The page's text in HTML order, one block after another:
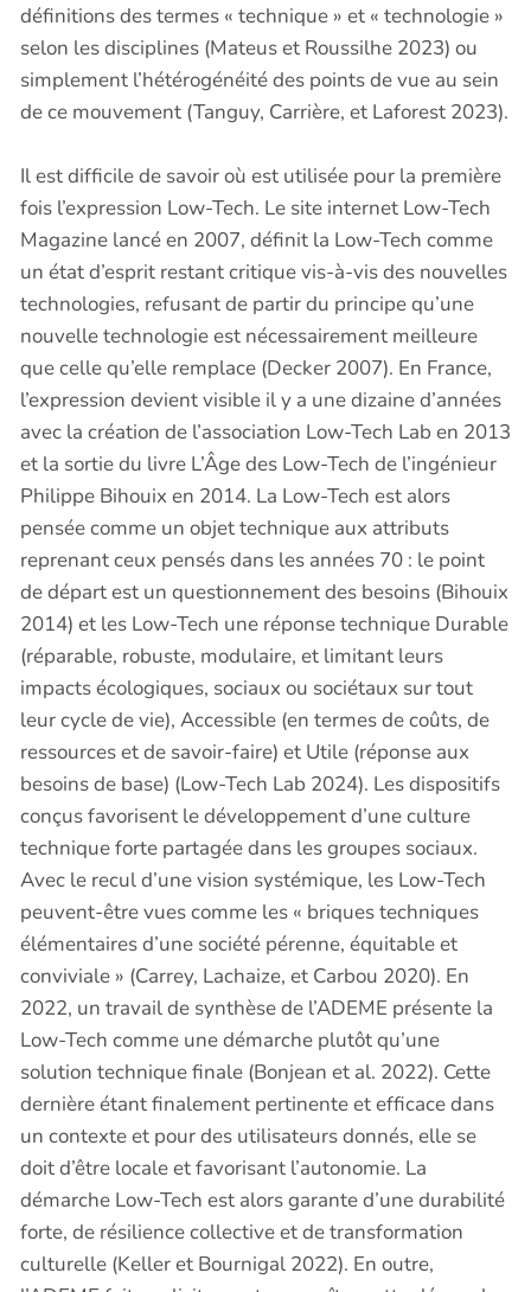
définitions des termes « technique » et « technologie »
selon les disciplines (Mateus et Roussilhe 2023) ou
simplement l’hétérogénéité des points de vue au sein
de ce mouvement (Tanguy, Carrière, et Laforest 2023).
Il est difficile de savoir où est utilisée pour la première
fois l’expression Low-Tech. Le site internet Low-Tech
Magazine lancé en 2007, définit la Low-Tech comme
un état d’esprit restant critique vis-à-vis des nouvelles
technologies, refusant de partir du principe qu’une
nouvelle technologie est nécessairement meilleure
que celle qu’elle remplace (Decker 2007). En France,
l’expression devient visible il y a une dizaine d’années
avec la création de l’association Low-Tech Lab en 2013
et la sortie du livre L’Âge des Low-Tech de l’ingénieur
Philippe Bihouix en 2014. La Low-Tech est alors
pensée comme un objet technique aux attributs
reprenant ceux pensés dans les années 70 : le point
de départ est un questionnement des besoins (Bihouix
2014) et les Low-Tech une réponse technique Durable
(réparable, robuste, modulaire, et limitant leurs
impacts écologiques, sociaux ou sociétaux sur tout
leur cycle de vie), Accessible (en termes de coûts, de
ressources et de savoir-faire) et Utile (réponse aux
besoins de base) (Low-Tech Lab 2024). Les dispositifs
conçus favorisent le développement d’une culture
technique forte partagée dans les groupes sociaux.
Avec le recul d’une vision systémique, les Low-Tech
peuvent-être vues comme les « briques techniques
élémentaires d’une société pérenne, équitable et
conviviale » (Carrey, Lachaize, et Carbou 2020). En
2022, un travail de synthèse de l’ADEME présente la
Low-Tech comme une démarche plutôt qu’une
solution technique finale (Bonjean et al. 2022). Cette
dernière étant finalement pertinente et efficace dans
un contexte et pour des utilisateurs donnés, elle se
doit d’être locale et favorisant l’autonomie. La
démarche Low-Tech est alors garante d’une durabilité
forte, de résilience collective et de transformation
culturelle (Keller et Bournigal 2022). En outre,